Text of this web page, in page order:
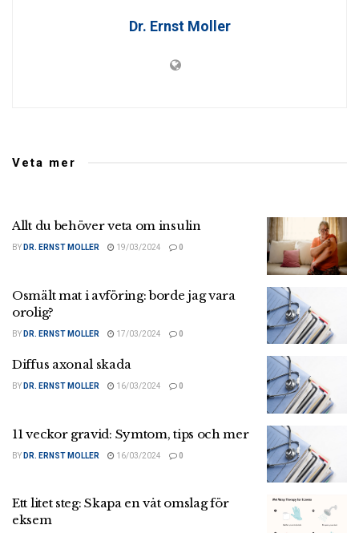
Dr. Ernst Moller
Veta mer
Allt du behöver veta om insulin
BY DR. ERNST MOLLER 19/03/2024 0
Osmält mat i avföring: borde jag vara
orolig?
BY DR. ERNST MOLLER 17/03/2024 0
Diffus axonal skada
BY DR. ERNST MOLLER 16/03/2024 0
11 veckor gravid: Symtom, tips och mer
BY DR. ERNST MOLLER 16/03/2024 0
Ett litet steg: Skapa en våt omslag för
eksem